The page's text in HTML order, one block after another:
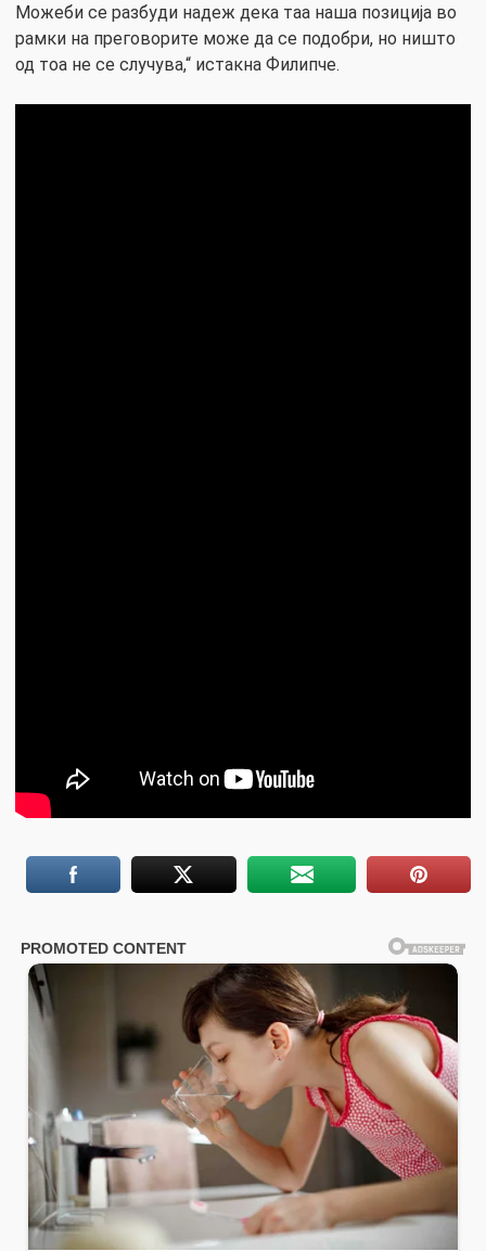
Можеби се разбуди надеж дека таа наша позиција во
рамки на преговорите може да се подобри, но ништо
од тоа не се случува,“ истакна Филипче.